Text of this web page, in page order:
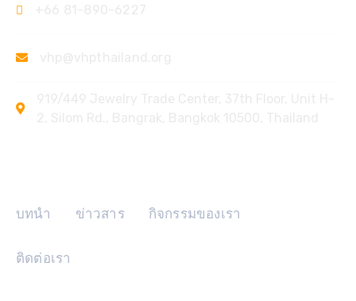
บทนำ ข่าวสาร กิจกรรมของเรา
ติดต่อเรา